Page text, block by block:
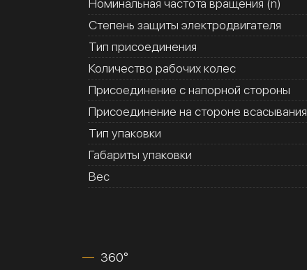
Номинальная частота вращения (n)
Степень защиты электродвигателя
Тип присоединения
Количество рабочих колес
Присоединение с напорной стороны
Присоединение на стороне всасывания
Тип упаковки
Габариты упаковки
Вес
360°